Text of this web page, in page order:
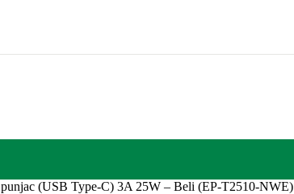
punjac (USB Type-C) 3A 25W – Beli (EP-T2510-NWE)